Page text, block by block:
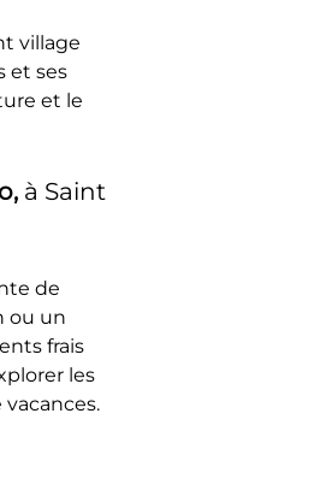
village
et ses
et le
à Saint
de
ou un
frais
les